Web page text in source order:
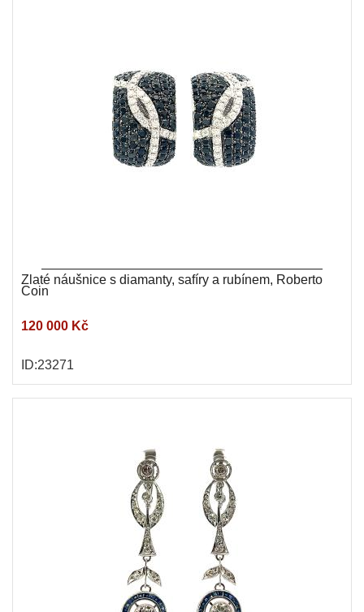
Zlaté náušnice s diamanty, safíry a rubínem, Roberto
Coin
120 000 Kč
ID:23271